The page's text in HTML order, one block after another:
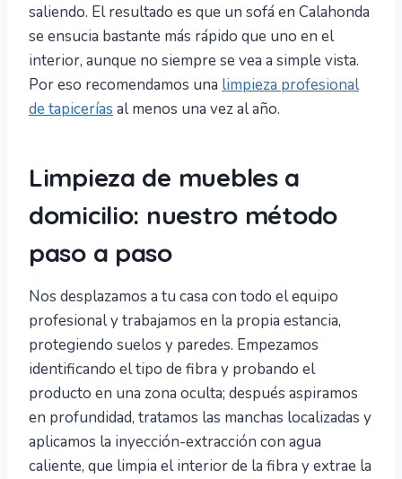
saliendo. El resultado es que un sofá en Calahonda
se ensucia bastante más rápido que uno en el
interior, aunque no siempre se vea a simple vista.
Por eso recomendamos una limpieza profesional
de tapicerías al menos una vez al año.
Limpieza de muebles a
domicilio: nuestro método
paso a paso
Nos desplazamos a tu casa con todo el equipo
profesional y trabajamos en la propia estancia,
protegiendo suelos y paredes. Empezamos
identificando el tipo de fibra y probando el
producto en una zona oculta; después aspiramos
en profundidad, tratamos las manchas localizadas y
aplicamos la inyección-extracción con agua
caliente, que limpia el interior de la fibra y extrae la